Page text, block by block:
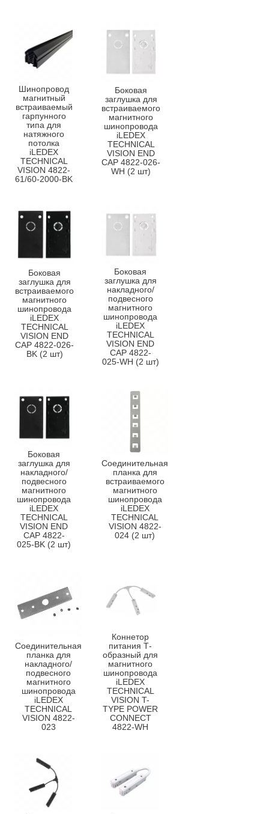
Шинопровод
магнитный
встраиваемый
гарпунного
типа для
натяжного
потолка
iLEDEX
TECHNICAL
VISION 4822-
61/60-2000-BK
Боковая
заглушка для
встраиваемого
магнитного
шинопровода
iLEDEX
TECHNICAL
VISION END
CAP 4822-026-
WH (2 шт)
Боковая
заглушка для
встраиваемого
магнитного
шинопровода
iLEDEX
TECHNICAL
VISION END
CAP 4822-026-
BK (2 шт)
Боковая
заглушка для
накладного/
подвесного
магнитного
шинопровода
iLEDEX
TECHNICAL
VISION END
CAP 4822-
025-WH (2 шт)
Боковая
заглушка для
накладного/
подвесного
магнитного
шинопровода
iLEDEX
TECHNICAL
VISION END
CAP 4822-
025-BK (2 шт)
Соединительная
планка для
встраиваемого
магнитного
шинопровода
iLEDEX
TECHNICAL
VISION 4822-
024 (2 шт)
Соединительная
планка для
накладного/
подвесного
магнитного
шинопровода
iLEDEX
TECHNICAL
VISION 4822-
023
Коннетор
питания Т-
образный для
магнитного
шинопровода
iLEDEX
TECHNICAL
VISION T-
TYPE POWER
CONNECT
4822-WH